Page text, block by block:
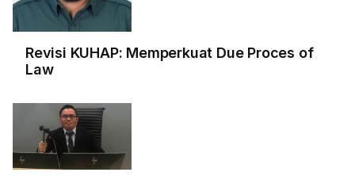
Revisi KUHAP: Memperkuat Due Proces of
Law